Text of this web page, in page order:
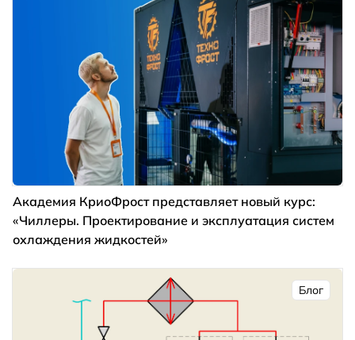
Академия КриоФрост представляет новый курс:
«Чиллеры. Проектирование и эксплуатация систем
охлаждения жидкостей»
Блог